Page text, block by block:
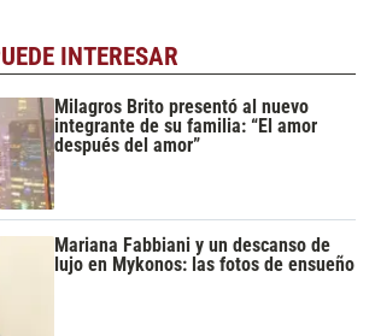
INTERESAR
Milagros Brito presentó al nuevo
integrante de su familia: “El amor
después del amor”
Mariana Fabbiani y un descanso de
lujo en Mykonos: las fotos de ensueño